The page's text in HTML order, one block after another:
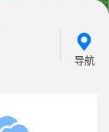
导航